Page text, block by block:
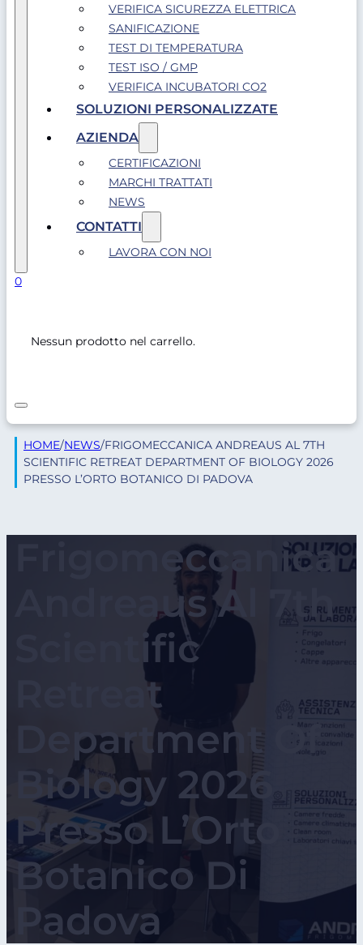
VERIFICA SICUREZZA ELETTRICA
SANIFICAZIONE
TEST DI TEMPERATURA
TEST ISO / GMP
VERIFICA INCUBATORI CO2
SOLUZIONI PERSONALIZZATE
AZIENDA
CERTIFICAZIONI
MARCHI TRATTATI
NEWS
CONTATTI
LAVORA CON NOI
0
Nessun prodotto nel carrello.
HOME/NEWS/FRIGOMECCANICA ANDREAUS AL 7TH
SCIENTIFIC RETREAT DEPARTMENT OF BIOLOGY 2026
PRESSO L’ORTO BOTANICO DI PADOVA
Frigomeccanica
Andreaus Al 7th
Scientific
Retreat
Department Of
Biology 2026
Presso L’Orto
Botanico Di
Padova